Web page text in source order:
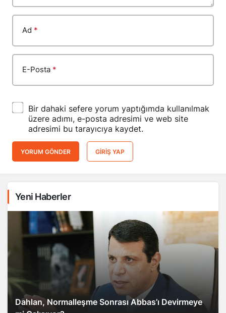
Ad *
E-Posta *
Bir dahaki sefere yorum yaptığımda kullanılmak
üzere adımı, e-posta adresimi ve web site
adresimi bu tarayıcıya kaydet.
YORUM GÖNDER GIRIŞ YAP
Yeni Haberler
Dahlan, Normalleşme Sonrası Abbas’ı Devirmeye